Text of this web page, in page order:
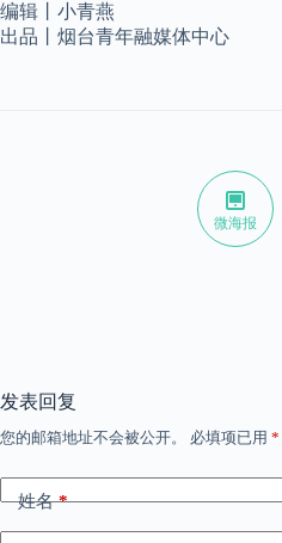
编辑丨小青燕
出品丨烟台青年融媒体中心
微海报
发表回复
您的邮箱地址不会被公开。 必填项已用 *
姓名*